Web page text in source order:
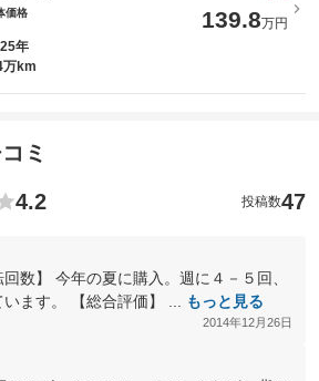
価格
139.8万円
年
万km
ミ
4.2 投稿数47
回数】 今年の夏に購入。週に４－５回、
ます。 【総合評価】 ...
もっと見る
2014年12月26日